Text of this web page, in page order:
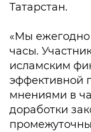
Татарстан.
«Мы ежегодно
часы.
исламским
эффективной
мнениями в
доработки